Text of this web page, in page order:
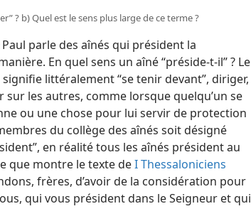
? b) Quel est le sens plus large de ce terme ?
Paul parle des aînés qui président la
En quel sens un aîné “préside-​t-​il” ? Le
littéralement “se tenir devant”, diriger,
les autres, comme lorsque quelqu’un se
ou une chose pour lui servir de protection
du collège des aînés soit désigné
en réalité tous les aînés président au
que montre le texte deI Thessaloniciens
frères, d’avoir de la considération pour
qui vous président dans le Seigneur et qui